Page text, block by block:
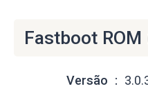
Fastboot
Versão